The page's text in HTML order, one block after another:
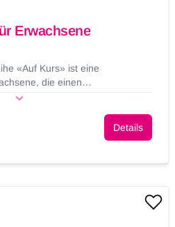
Erwachsene
«Auf Kurs» ist eine
die einen
möchten.
Details